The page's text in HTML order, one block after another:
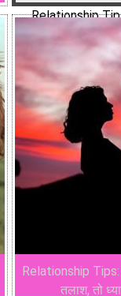
Relationship
रिश्ता, जानें ट्रस्ट
Relationship
तलाश, तो